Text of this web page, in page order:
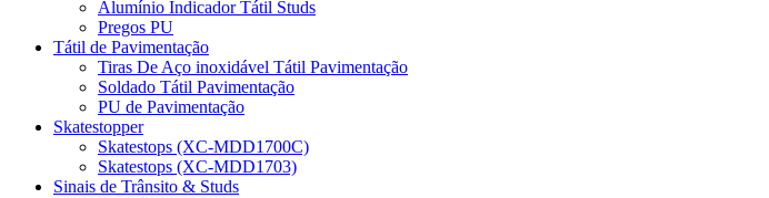
Alumínio Indicador Tátil Studs
Pregos PU
Tátil de Pavimentação
Tiras De Aço inoxidável Tátil Pavimentação
Soldado Tátil Pavimentação
PU de Pavimentação
Skatestopper
Skatestops (XC-MDD1700C)
Skatestops (XC-MDD1703)
Sinais de Trânsito & Studs